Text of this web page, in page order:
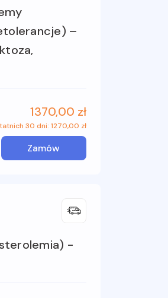
–
1370,00 zł
30 dni: 1270,00 zł
Zamów
-